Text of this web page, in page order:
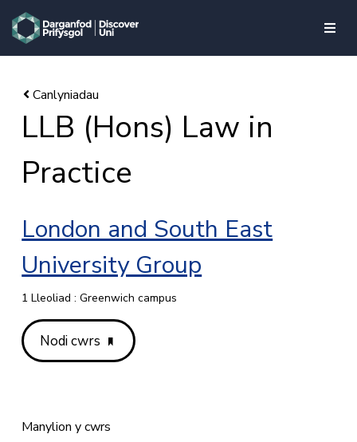
skip to main content
LLB (Hons) Law in
Practice
London and South East
University Group
1 Lleoliad : Greenwich campus
Nodi cwrs
Manylion y cwrs